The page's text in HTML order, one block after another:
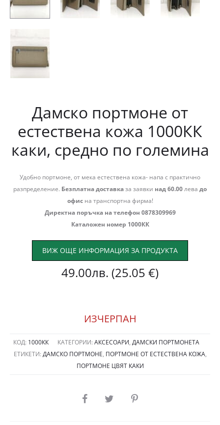
Дамско портмоне от
естествена кожа 1000КК
каки, средно по големина
Удобно портмоне, от мека естествена кожа- напа с практично
разпределение. Безплатна доставказа заявки над 60.00лева до
офисна транспортна фирма!
Директна поръчка на телефон 0878309969
Каталожен номер 1000КК
ВИЖ ОЩЕ ИНФОРМАЦИЯ ЗА ПРОДУКТА
49.00лв. (25.05 €)
ИЗЧЕРПАН
КОД: 1000КК КАТЕГОРИИ: АКСЕСОАРИ, ДАМСКИ ПОРТМОНЕТА
ЕТИКЕТИ: ДАМСКО ПОРТМОНЕ, ПОРТМОНЕ ОТ ЕСТЕСТВЕНА КОЖА,
ПОРТМОНЕ ЦВЯТ КАКИ
SHARE